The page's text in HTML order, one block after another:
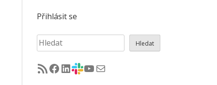
Přihlásit se
Hledat Hledat
RSS - články na jug.cz
Facebook skupina Czech Java User Group
LinkedIn skupina Czech Java User Group
CZJUG Slack fórum
CZJUG YouTube kanálCZJUG email